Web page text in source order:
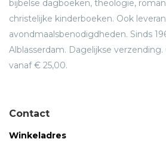
bijbelse dagboeken, theologie,
christelijke kinderboeken. Ook
avondmaalsbenodigdheden. Sinds
Alblasserdam. Dagelijkse verzending.
vanaf € 25,00.
Contact
Winkeladres